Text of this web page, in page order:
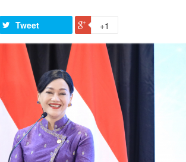
Tweet +1